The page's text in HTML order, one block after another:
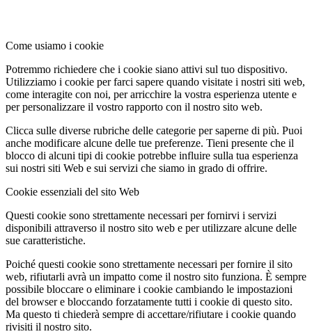
Come usiamo i cookie
Potremmo richiedere che i cookie siano attivi sul tuo dispositivo.
Utilizziamo i cookie per farci sapere quando visitate i nostri siti web,
come interagite con noi, per arricchire la vostra esperienza utente e
per personalizzare il vostro rapporto con il nostro sito web.
Clicca sulle diverse rubriche delle categorie per saperne di più. Puoi
anche modificare alcune delle tue preferenze. Tieni presente che il
blocco di alcuni tipi di cookie potrebbe influire sulla tua esperienza
sui nostri siti Web e sui servizi che siamo in grado di offrire.
Cookie essenziali del sito Web
Questi cookie sono strettamente necessari per fornirvi i servizi
disponibili attraverso il nostro sito web e per utilizzare alcune delle
sue caratteristiche.
Poiché questi cookie sono strettamente necessari per fornire il sito
web, rifiutarli avrà un impatto come il nostro sito funziona. È sempre
possibile bloccare o eliminare i cookie cambiando le impostazioni
del browser e bloccando forzatamente tutti i cookie di questo sito.
Ma questo ti chiederà sempre di accettare/rifiutare i cookie quando
rivisiti il nostro sito.